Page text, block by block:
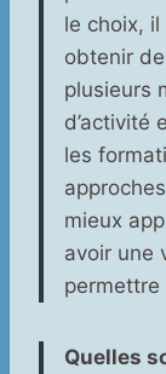
le choix,
obtenir
plusieurs
d’activité
les
mieux
avoir une
Quelles